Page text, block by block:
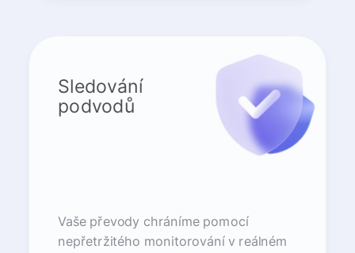
Sledování
podvodů
Vaše převody chráníme pomocí
nepřetržitého monitorování v reálném